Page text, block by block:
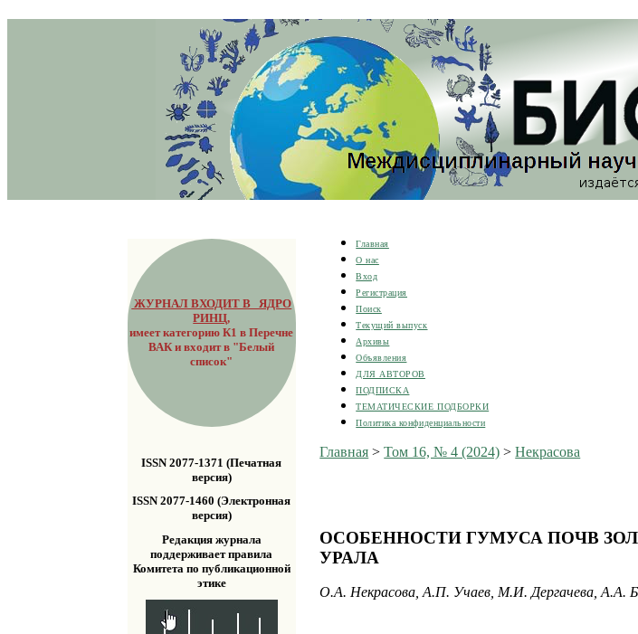
ЖУРНАЛ ВХОДИТ В ЯДРО
РИНЦ,
имеет категорию К1 в Перечне
ВАК и входит в "Белый
список"
ISSN 2077-1371 (Печатная
версия)
ISSN 2077-1460 (Электронная
версия)
Редакция журнала
поддерживает правила
Комитета по публикационной
этике
Главная
О нас
Вход
Регистрация
Поиск
Текущий выпуск
Архивы
Объявления
ДЛЯ АВТОРОВ
ПОДПИСКА
ТЕМАТИЧЕСКИЕ ПОДБОРКИ
Политика конфиденциальности
Главная >Том 16, № 4 (2024) >Некрасова
ОСОБЕННОСТИ ГУМУСА ПОЧВ
УРАЛА
О.А. Некрасова, А.П. Учаев, М.И. Дергачева, А.А.